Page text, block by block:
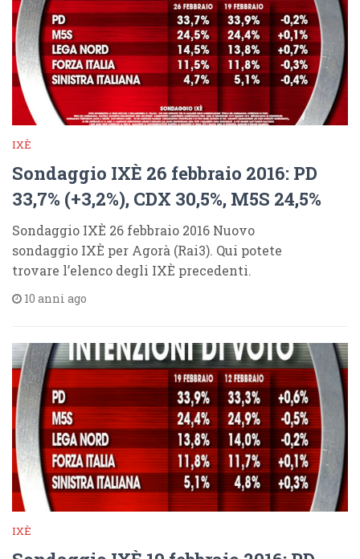
IXÈ
Sondaggio IXÈ 26 febbraio 2016: PD
33,7% (+3,2%), CDX 30,5%, M5S 24,5%
Sondaggio IXÈ 26 febbraio 2016 Nuovo
sondaggio IXÈ per Agorà (Rai3). Qui potete
trovare l’elenco degli IXÈ precedenti.
10 anni ago
IXÈ